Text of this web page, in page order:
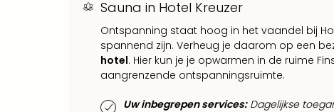
Sauna in Hotel Kreuzer
Ontspanning staat hoog in het vaandel bij
spannend zijn. Verheug je daarom op een
hotel. Hier kun je je opwarmen in de ruime
aangrenzende ontspanningsruimte.
Uw inbegrepen services:Dagelijkse